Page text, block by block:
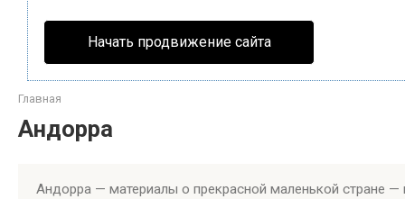
Начать продвижение сайта
Главная
Андорра
Андорра — материалы о прекрасной маленькой стране